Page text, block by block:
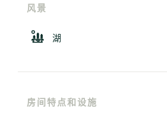
风景
湖
房间特点和设施